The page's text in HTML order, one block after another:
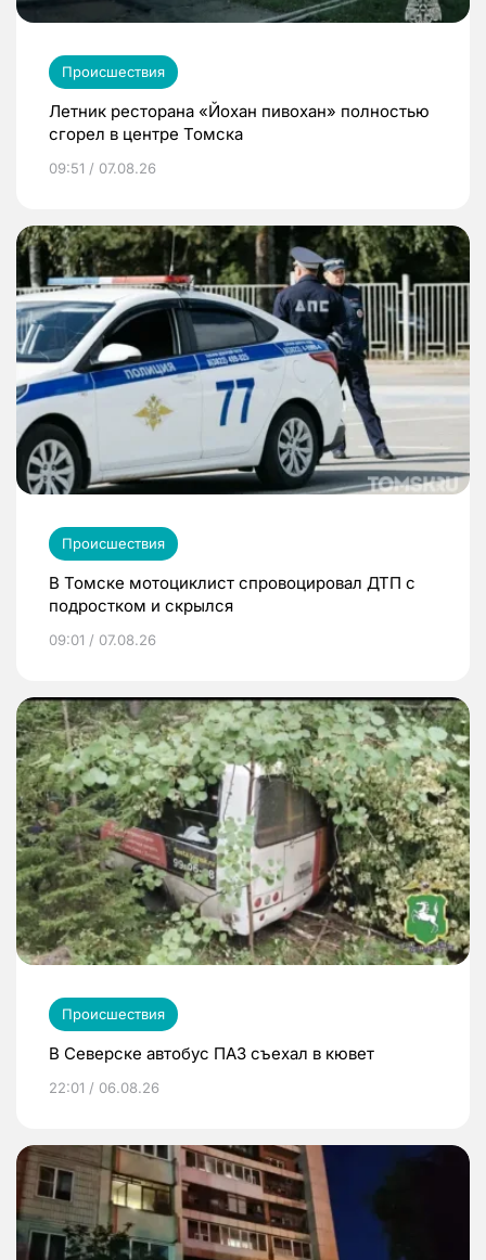
Происшествия
Летник ресторана «Йохан пивохан» полностью
сгорел в центре Томска
09:51 / 07.08.26
Происшествия
В Томске мотоциклист спровоцировал ДТП с
подростком и скрылся
09:01 / 07.08.26
Происшествия
В Северске автобус ПАЗ съехал в кювет
22:01 / 06.08.26